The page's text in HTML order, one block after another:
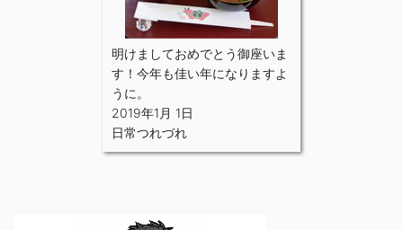
明けましておめでとう御座いま
す！今年も佳い年になりますよ
うに。
2019年1月 1日
日常つれづれ